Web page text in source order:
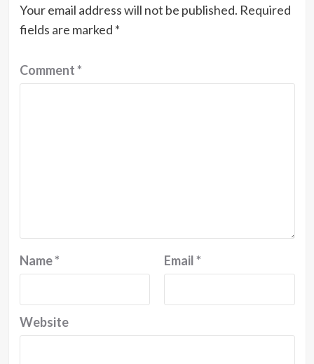
Your email address will not be published. Required
fields are marked *
Comment*
Name* Email*
Website